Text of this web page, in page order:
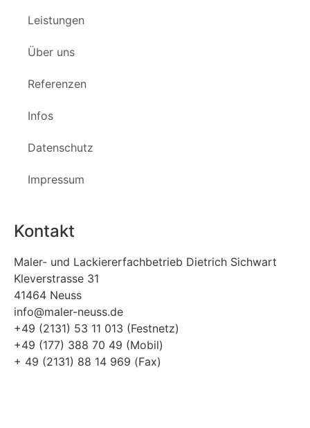
Leistungen
Über uns
Referenzen
Infos
Datenschutz
Impressum
Kontakt
Maler- und Lackiererfachbetrieb Dietrich Sichwart
Kleverstrasse 31
41464 Neuss
info@maler-neuss.de
+49 (2131) 53 11 013 (Festnetz)
+49 (177) 388 70 49 (Mobil)
+ 49 (2131) 88 14 969 (Fax)